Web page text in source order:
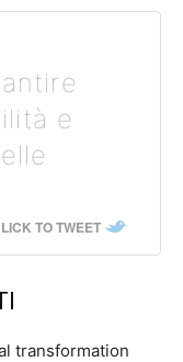
e
TO TWEET
transformation